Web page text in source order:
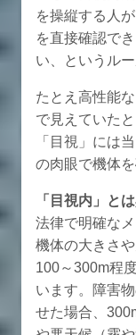
を操縦する人
を直接確認で
い、というル
たとえ高性能
で見えていた
「目視」には
の肉眼で機体
「目視内」と
法律で明確な
機体の大きさ
100～300m程
います。障害
せた場合、